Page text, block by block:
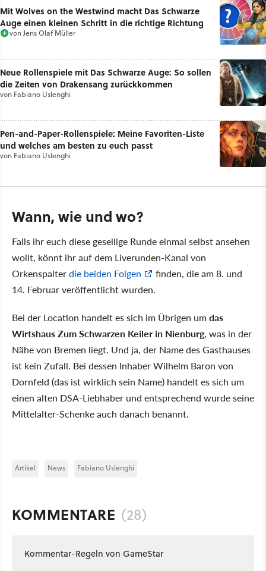
Mit Wolves on the Westwind macht Das Schwarze
Auge einen kleinen Schritt in die richtige Richtung
vonJens Olaf Müller
Neue Rollenspiele mit Das Schwarze Auge: So sollen
die Zeiten von Drakensang zurückkommen
von Fabiano Uslenghi
Pen-and-Paper-Rollenspiele: Meine Favoriten-Liste
und welches am besten zu euch passt
von Fabiano Uslenghi
Wann, wie und wo?
Falls ihr euch diese gesellige Runde einmal selbst ansehen
wollt, könnt ihr auf dem Liverunden-Kanal von
Orkenspalterdie beiden Folgen
finden, die am 8. und
14. Februar veröffentlicht wurden.
Bei der Location handelt es sich im Übrigen umdas
Wirtshaus Zum Schwarzen Keiler in Nienburg, was in der
Nähe von Bremen liegt. Und ja, der Name des Gasthauses
ist kein Zufall. Bei dessen Inhaber Wilhelm Baron von
Dornfeld (das ist wirklich sein Name) handelt es sich um
einen alten DSA-Liebhaber und entsprechend wurde seine
Mittelalter-Schenke auch danach benannt.
Artikel News Fabiano Uslenghi
KOMMENTARE (28)
Kommentar-Regeln von GameStar